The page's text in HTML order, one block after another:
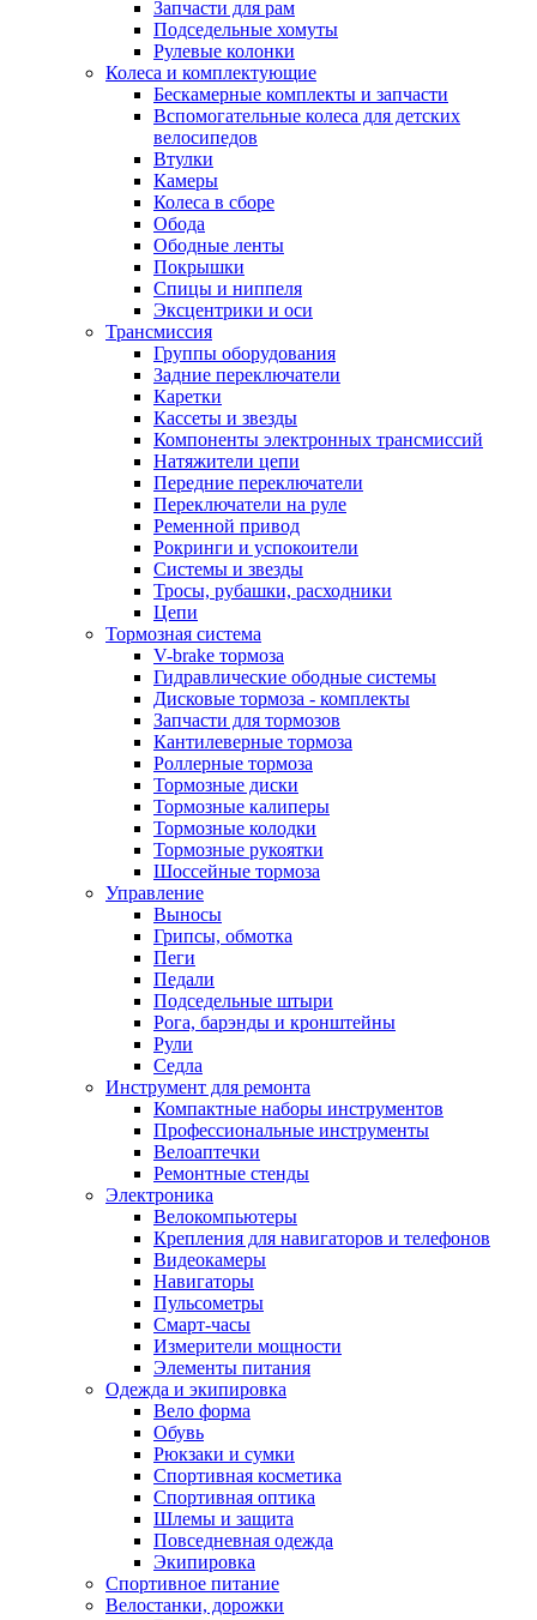
Запчасти для рам
Подседельные хомуты
Рулевые колонки
Колеса и комплектующие
Бескамерные комплекты и запчасти
Вспомогательные колеса для детских
велосипедов
Втулки
Камеры
Колеса в сборе
Обода
Ободные ленты
Покрышки
Спицы и ниппеля
Эксцентрики и оси
Трансмиссия
Группы оборудования
Задние переключатели
Каретки
Кассеты и звезды
Компоненты электронных трансмиссий
Натяжители цепи
Передние переключатели
Переключатели на руле
Ременной привод
Рокринги и успокоители
Системы и звезды
Тросы, рубашки, расходники
Цепи
Тормозная система
V-brake тормоза
Гидравлические ободные системы
Дисковые тормоза - комплекты
Запчасти для тормозов
Кантилеверные тормоза
Роллерные тормоза
Тормозные диски
Тормозные калиперы
Тормозные колодки
Тормозные рукоятки
Шоссейные тормоза
Управление
Выносы
Грипсы, обмотка
Пеги
Педали
Подседельные штыри
Рога, барэнды и кронштейны
Рули
Седла
Инструмент для ремонта
Компактные наборы инструментов
Профессиональные инструменты
Велоаптечки
Ремонтные стенды
Электроника
Велокомпьютеры
Крепления для навигаторов и телефонов
Видеокамеры
Навигаторы
Пульсометры
Смарт-часы
Измерители мощности
Элементы питания
Одежда и экипировка
Вело форма
Обувь
Рюкзаки и сумки
Спортивная косметика
Спортивная оптика
Шлемы и защита
Повседневная одежда
Экипировка
Спортивное питание
Велостанки, дорожки